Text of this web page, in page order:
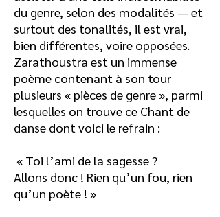
du genre, selon des modalités — et
surtout des tonalités, il est vrai,
bien différentes, voire opposées.
Zarathoustra est un immense
poème contenant à son tour
plusieurs « pièces de genre », parmi
lesquelles on trouve ce Chant de
danse dont voici le refrain :
« Toi l’ami de la sagesse ?
Allons donc ! Rien qu’un fou, rien
qu’un poète ! »